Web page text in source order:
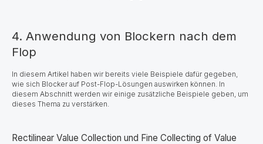
4. Anwendung von Blockern nach dem
Flop
In diesem Artikel haben wir bereits viele Beispiele dafür gegeben,
wie sich Blocker auf Post-Flop-Lösungen auswirken können. In
diesem Abschnitt werden wir einige zusätzliche Beispiele geben, um
dieses Thema zu verstärken.
Rectilinear Value Collection und Fine Collecting of Value